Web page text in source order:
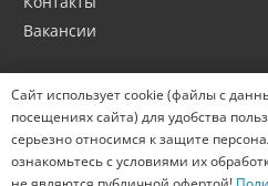
Вакансии
Сайт использует cookie (файлы с
посещениях сайта) для удобства
серьезно относимся к защите
ознакомьтесь с условиями их